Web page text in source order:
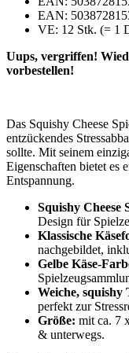
EAN:
VE: 12 Stk. (= 1
Uups, vergriffen!
vorbestellen!
Das Squishy Cheese
entzückendes
sollte. Mit seinem
Eigenschaften bietet es
Entspannung.
Squishy Cheese
Design für
Klassische
nachgebildet,
Gelbe Käse-
Weiche, squishy
perfekt zur
Größe: mit ca. 7
& unterwegs.